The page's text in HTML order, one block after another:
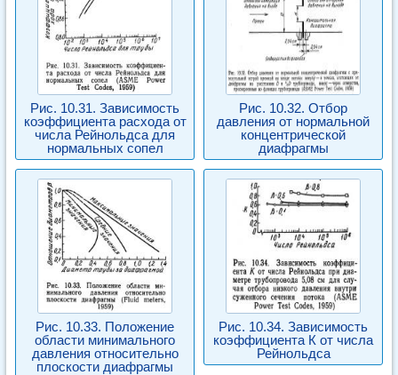
Рис. 10.31. Зависимость
коэффициента расхода от
числа Рейнольдса для
нормальных сопел
Рис. 10.32. Отбор
давления от нормальной
концентрической
диафрагмы
Рис. 10.33. Положение
области минимального
давления относительно
плоскости диафрагмы
Рис. 10.34. Зависимость
коэффициента К от числа
Рейнольдса